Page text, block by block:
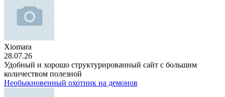
Xiomara
28.07.26
Удобный и хорошо структурированный сайт с большим
количеством полезной
Необыкновенный охотник на демонов